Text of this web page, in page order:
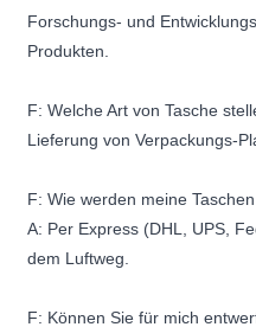
Forschungs- und
Produkten.
F: Welche Art von Tasche
Lieferung von Verpackungs-
F: Wie werden meine
A: Per Express (DHL, UPS,
dem Luftweg.
F: Können Sie für mich